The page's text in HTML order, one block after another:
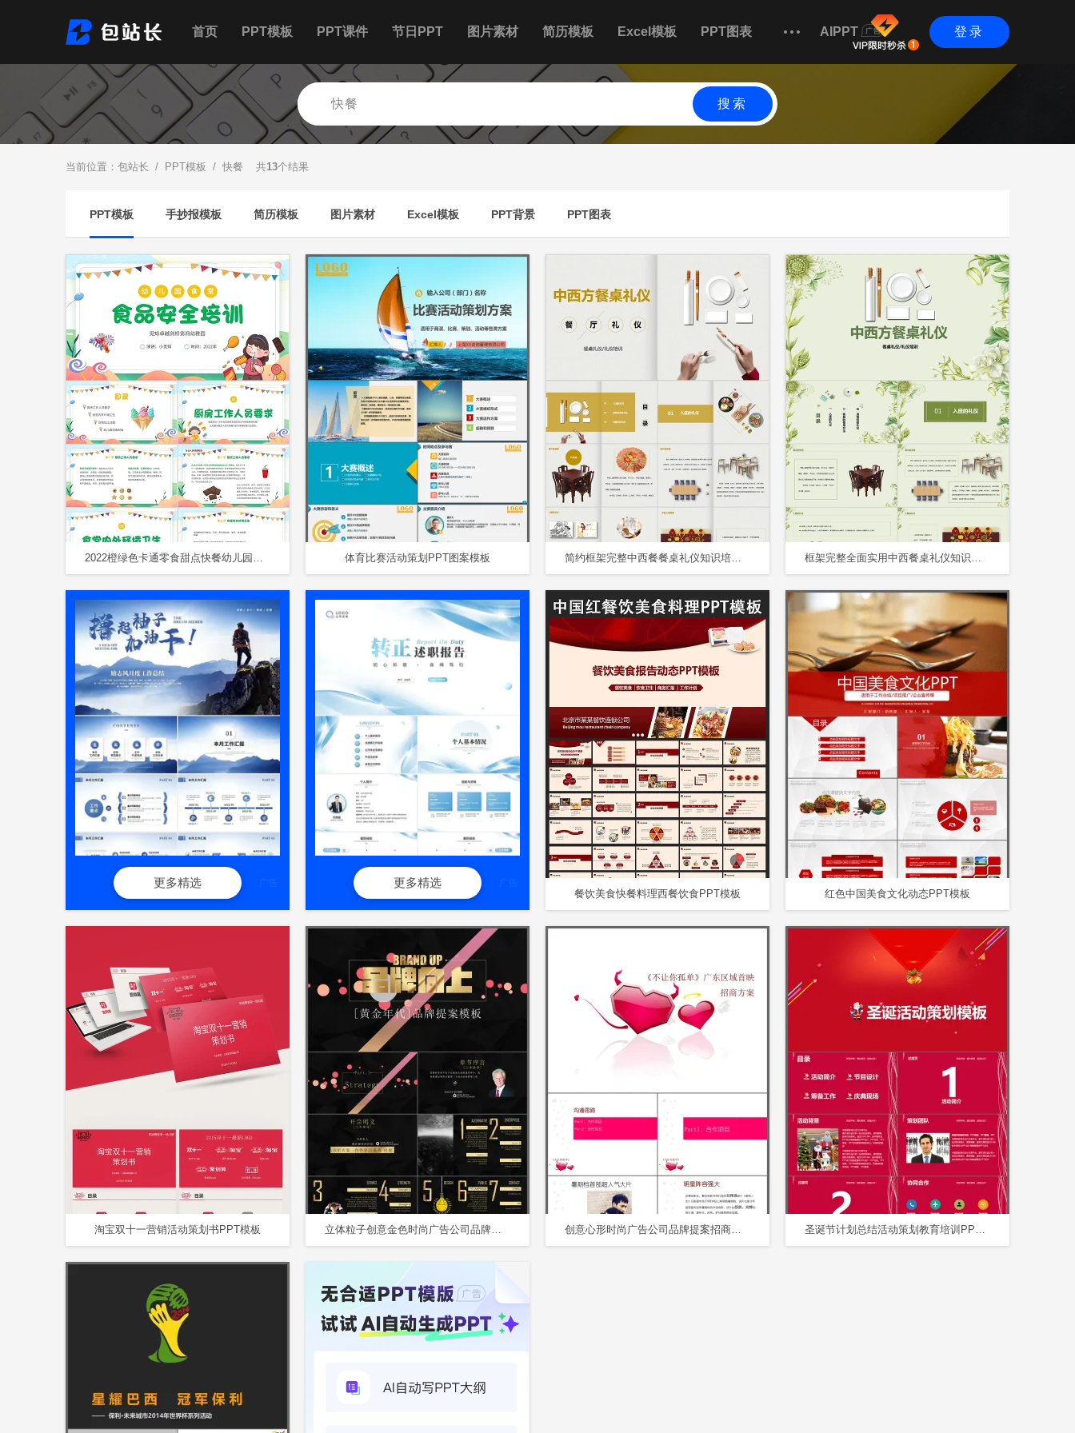
首页 PPT模板 PPT课件 节日PPT 图片素材 简历模板 Excel模板 PPT图表 AIPPT 登录
搜索
当前位置： 包站长 / PPT模板 / 快餐 共13个结果
PPT模板 手抄报模板 简历模板 图片素材 Excel模板 PPT背景 PPT图表
2022橙绿色卡通零食甜点快餐幼儿园食品安全培训老师学习模板 体育比赛活动策划PPT图案模板 简约框架完整中西餐餐桌礼仪知识培训PPT模板 框架完整全面实用中西餐桌礼仪知识培训PPT模板
更多精选 广告 更多精选 广告
餐饮美食快餐料理西餐饮食PPT模板 红色中国美食文化动态PPT模板
淘宝双十一营销活动策划书PPT模板 立体粒子创意金色时尚广告公司品牌提案动态PPT模板 创意心形时尚广告公司品牌提案招商方案动态PPT模板 圣诞节计划总结活动策划教育培训PPT模板